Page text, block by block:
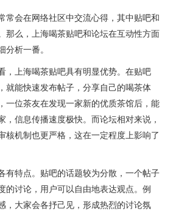
常会在网络社区中交流心得，其中贴吧和
那么，上海喝茶贴吧和论坛在互动性方面
析一番。
，上海喝茶贴吧具有明显优势。在贴吧
就能快速发布帖子，分享自己的喝茶体
一位茶友在发现一家新的优质茶馆后，能
，信息传播速度极快。而论坛相对来说，
核机制也更严格，这在一定程度上影响了
有特点。贴吧的话题较为分散，一个帖子
的讨论，用户可以自由地表达观点。例
，大家会各抒己见，形成热烈的讨论氛